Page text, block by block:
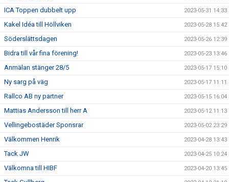
ICA Toppen dubbelt upp 2023-05-31 14:33
Kakel Idéa till Höllviken 2023-05-28 15:42
Söderslättsdagen 2023-05-26 12:39
Bidra till vår fina förening! 2023-05-23 13:46
Anmälan stänger 28/5 2023-05-17 15:10
Ny sarg på väg 2023-05-17 11:11
Rallco AB ny partner 2023-05-15 16:04
Mattias Andersson till herr A 2023-05-12 11:13
Vellingebostäder Sponsrar 2023-05-02 23:29
Välkommen Henrik 2023-04-28 13:43
Tack JW 2023-04-25 10:24
Välkomna till HIBF 2023-04-20 13:45